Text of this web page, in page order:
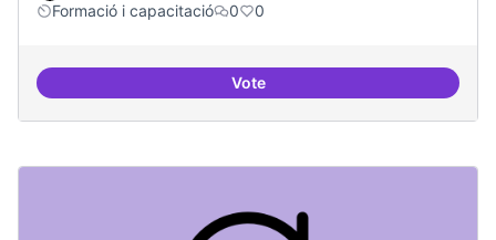
Formació i capacitació
0 0
VoteConsolidar oferta antena